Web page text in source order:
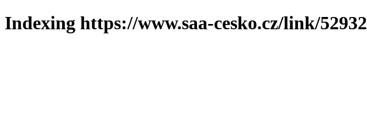
Indexing https://www.saa-cesko.cz/link/52932